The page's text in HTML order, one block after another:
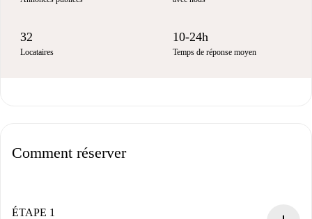
32
Locataires
10-24h
Temps de réponse moyen
Comment réserver
ÉTAPE 1